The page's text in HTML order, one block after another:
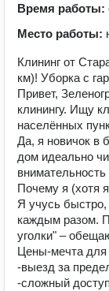
Время работы:
Место работы:
Клининг от
км)! Уборка с
Привет,
клинингу. Ищу
населённых
Да, я новичок в
дом идеально
Почему я (хотя
Я учусь быстро,
каждым разом.
уголки" –
Цены-мечта для
-выезд за
-сложный